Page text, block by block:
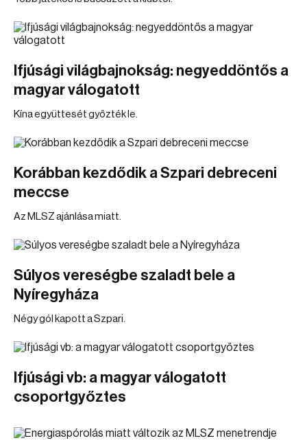
Ifjúsági világbajnokság: negyeddöntős a
magyar válogatott
Kína együttesét győzték le.
Korábban kezdődik a Szpari debreceni
meccse
Az MLSZ ajánlása miatt.
Súlyos vereségbe szaladt bele a
Nyíregyháza
Négy gól kapott a Szpari.
Ifjúsági vb: a magyar válogatott
csoportgyőztes